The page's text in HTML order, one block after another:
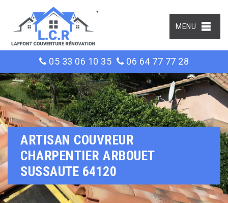
MENU
05 33 06 10 35 06 64 77 77 28
ARTISAN COUVREUR
CHARPENTIER ARBOUET
SUSSAUTE 64120